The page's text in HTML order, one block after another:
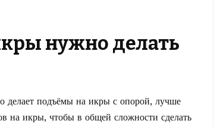
нужно делать
делает подъёмы на икры с опорой, лучше
на икры, чтобы в общей сложности сделать